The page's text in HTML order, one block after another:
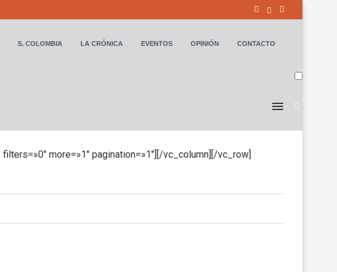
S. COLOMBIA LA CRÓNICA EVENTOS OPINIÓN CONTACTO
more=»1″ pagination=»1″][/vc_column][/vc_row]